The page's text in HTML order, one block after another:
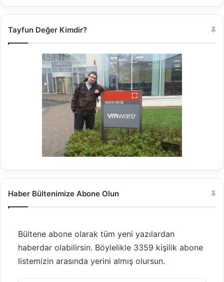
Tayfun Değer Kimdir?
Haber Bültenimize Abone Olun
Bültene abone olarak tüm yeni yazılardan
haberdar olabilirsin. Böylelikle 3359 kişilik abone
listemizin arasında yerini almış olursun.